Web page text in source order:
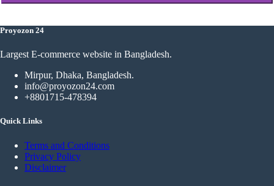
Proyozon 24
Largest E-commerce website in Bangladesh.
Mirpur, Dhaka, Bangladesh.
info@proyozon24.com
+8801715-478394
Quick Links
Terms and Conditions
Privacy Policy
Disclaimer